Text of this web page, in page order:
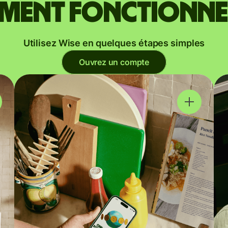
fonctionne
Utilisez Wise en quelques étapes simples
Ouvrez un compte